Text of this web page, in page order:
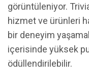
görüntüleniyor. Trivia
hizmet ve ürünleri
bir deneyim
içerisinde yüksek
ödüllendirilebilir.